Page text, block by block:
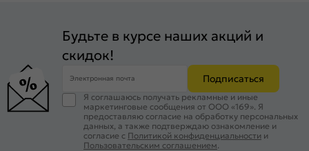
Будьте в курсе наших акций и
скидок!
Электронная почта Подписаться
Я соглашаюсь получать рекламные и иные
маркетинговые сообщения от ООО «169». Я
предоставляю согласие на обработку персональных
данных, а также подтверждаю ознакомление и
согласие с Политикой конфиденциальности и
Пользовательским соглашением